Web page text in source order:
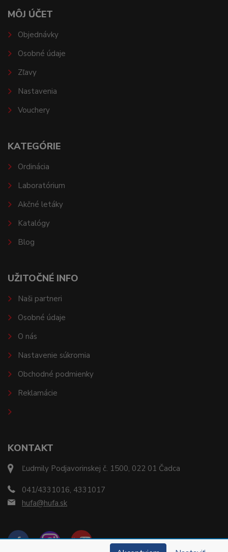
KONTAKT
Ľudmily Podjavorinskej č. 1500, 022 01 Čadca
041/4331016, 4331017
hufa@hufa.sk
MÔJ ÚČET
Objednávky
Osobné údaje
Zľavy
Nastavenia
Vouchery
KATEGÓRIE
Ordinácia
Laboratórium
Akčné letáky
Katalógy
Blog
UŽITOČNÉ INFO
Naši partneri
Osobné údaje
O nás
Nastavenie súkromia
Obchodné podmienky
Reklamácie